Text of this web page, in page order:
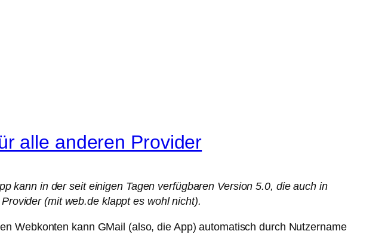
alle anderen Provider
kann in der seit einigen Tagen verfügbaren Version 5.0, die auch in
(mit web.de klappt es wohl nicht).
Webkonten kann GMail (also, die App) automatisch durch Nutzername